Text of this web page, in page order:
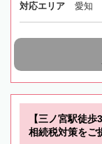
対応エリア 愛知
【三ノ宮駅徒
相続税対策をご